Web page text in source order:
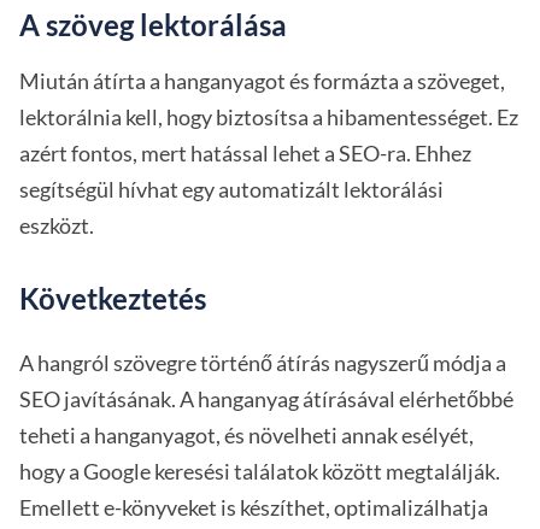
A szöveg lektorálása
Miután átírta a hanganyagot és formázta a szöveget,
lektorálnia kell, hogy biztosítsa a hibamentességet. Ez
azért fontos, mert hatással lehet a SEO-ra. Ehhez
segítségül hívhat egy automatizált lektorálási
eszközt.
Következtetés
A hangról szövegre történő átírás nagyszerű módja a
SEO javításának. A hanganyag átírásával elérhetőbbé
teheti a hanganyagot, és növelheti annak esélyét,
hogy a Google keresési találatok között megtalálják.
Emellett e-könyveket is készíthet, optimalizálhatja